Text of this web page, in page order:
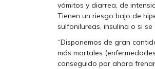
vómitos y diarrea, de
Tienen un riesgo bajo de
sulfonilureas, insulina o si
“Disponemos de gran
más mortales
conseguido por ahora